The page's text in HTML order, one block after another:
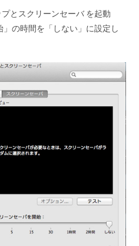
とスクリーンセーバ を起動
の時間を「しない」に設定し